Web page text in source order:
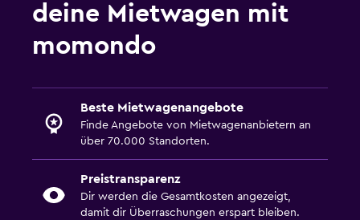
deine Mietwagen mit
momondo
Beste Mietwagenangebote
Finde Angebote von Mietwagenanbietern an
über 70.000 Standorten.
Preistransparenz
Dir werden die Gesamtkosten angezeigt,
damit dir Überraschungen erspart bleiben.